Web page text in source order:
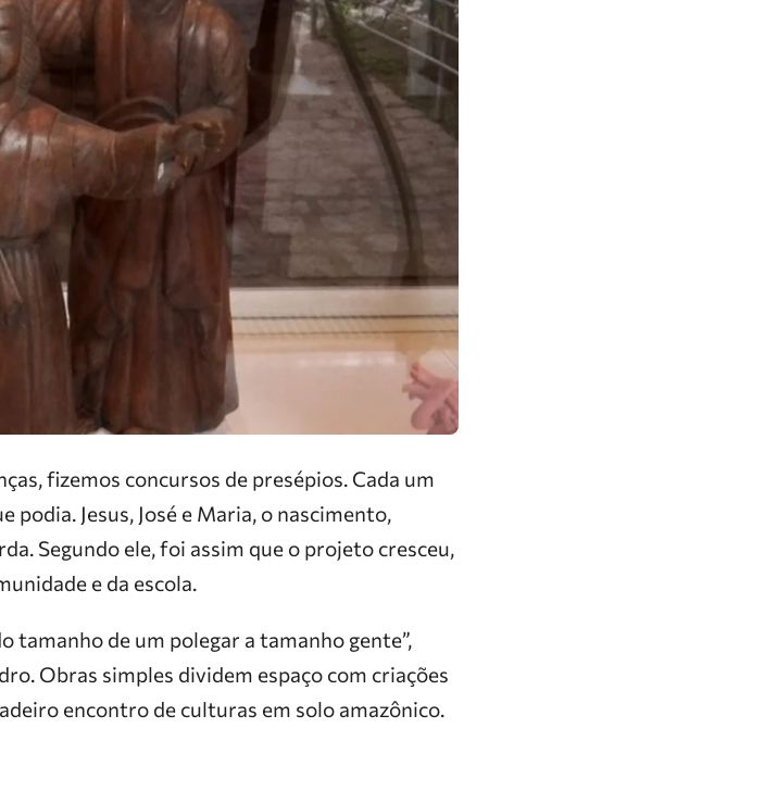
fizemos concursos de presépios. Cada um
Jesus, José e Maria, o nascimento,
Segundo ele, foi assim que o projeto cresceu,
e da escola.
tamanho de um polegar a tamanho gente”,
Obras simples dividem espaço com criações
encontro de culturas em solo amazônico.